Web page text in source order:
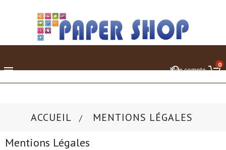
 0
Mon compte
ACCUEIL MENTIONS LÉGALES
Mentions Légales